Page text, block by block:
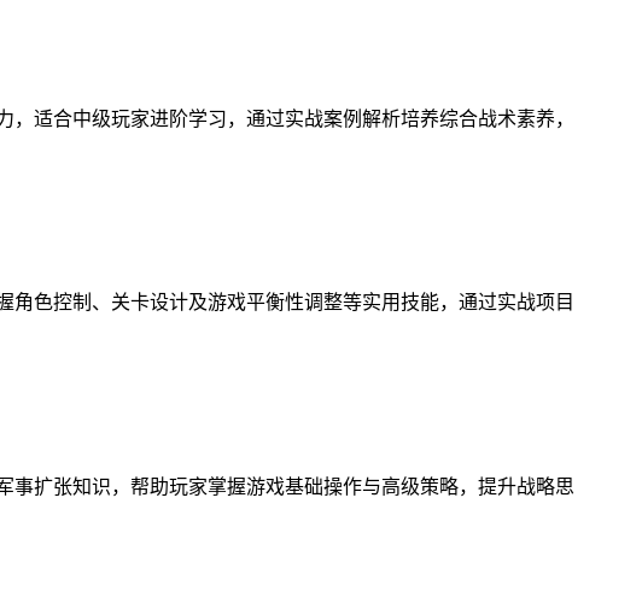
适合中级玩家进阶学习，通过实战案例解析培养综合战术素养，
色控制、关卡设计及游戏平衡性调整等实用技能，通过实战项目
扩张知识，帮助玩家掌握游戏基础操作与高级策略，提升战略思